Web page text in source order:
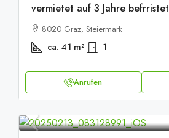
vermietet auf 3 Jahre befrristet
8020 Graz, Steiermark
ca. 41 m² 1
Anrufen